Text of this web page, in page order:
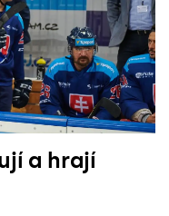
a hrají